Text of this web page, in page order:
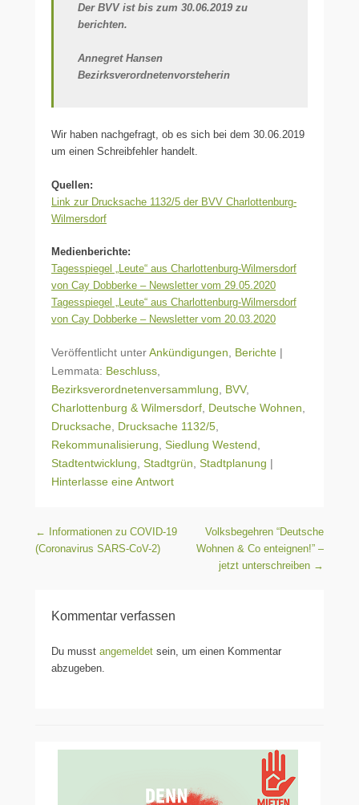
Der BVV ist bis zum 30.06.2019 zu
berichten.
Annegret Hansen
Bezirksverordnetenvorsteherin
Wir haben nachgefragt, ob es sich bei dem 30.06.2019
um einen Schreibfehler handelt.
Quellen:
Link zur Drucksache 1132/5 der BVV Charlottenburg-
Wilmersdorf
Medienberichte:
Tagesspiegel „Leute“ aus Charlottenburg-Wilmersdorf
von Cay Dobberke – Newsletter vom 29.05.2020
Tagesspiegel „Leute“ aus Charlottenburg-Wilmersdorf
von Cay Dobberke – Newsletter vom 20.03.2020
Veröffentlicht unterAnkündigungen Berichte |
Lemmata: Beschluss
Bezirksverordnetenversammlung
BVV,
Charlottenburg & Wilmersdorf Deutsche Wohnen
Drucksache Drucksache 1132/5
Rekommunalisierung Siedlung Westend
Stadtentwicklung Stadtgrün Stadtplanung |
Hinterlasse eine Antwort
Beitragsnavigation
← Informationen zu COVID-19
(Coronavirus SARS-CoV-2)
Volksbegehren “Deutsche
Wohnen & Co enteignen!” –
jetzt unterschreiben →
Kommentar verfassen
Du musst angemeldet sein, um einen Kommentar
abzugeben.